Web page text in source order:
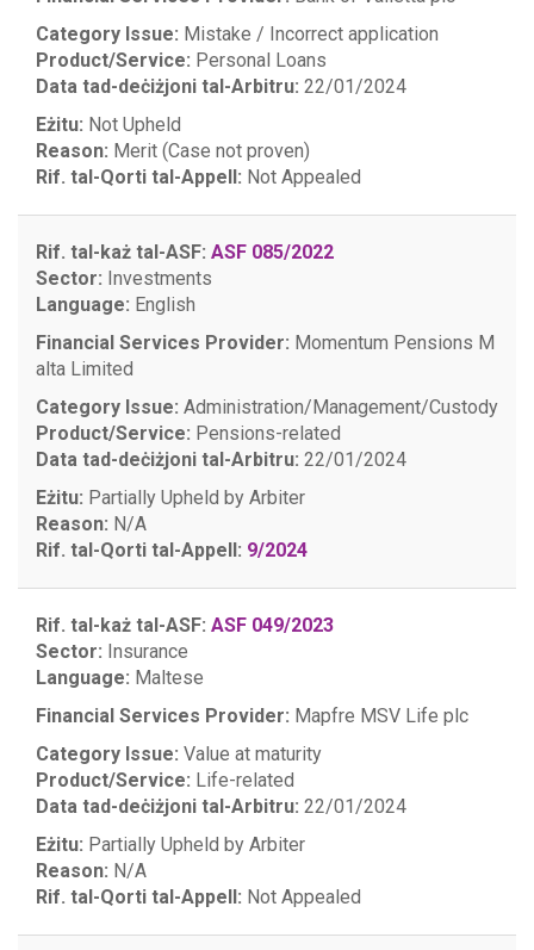
Category Issue: Mistake / Incorrect application
Product/Service: Personal Loans
Data tad-deċiżjoni tal-Arbitru: 22/01/2024
Eżitu: Not Upheld
Reason: Merit (Case not proven)
Rif. tal-Qorti tal-Appell: Not Appealed
Rif. tal-każ tal-ASF: ASF 085/2022
Sector: Investments
Language: English
Financial Services Provider: Momentum Pensions M
alta Limited
Category Issue: Administration/Management/Custody
Product/Service: Pensions-related
Data tad-deċiżjoni tal-Arbitru: 22/01/2024
Eżitu: Partially Upheld by Arbiter
Reason: N/A
Rif. tal-Qorti tal-Appell: 9/2024
Rif. tal-każ tal-ASF: ASF 049/2023
Sector: Insurance
Language: Maltese
Financial Services Provider: Mapfre MSV Life plc
Category Issue: Value at maturity
Product/Service: Life-related
Data tad-deċiżjoni tal-Arbitru: 22/01/2024
Eżitu: Partially Upheld by Arbiter
Reason: N/A
Rif. tal-Qorti tal-Appell: Not Appealed